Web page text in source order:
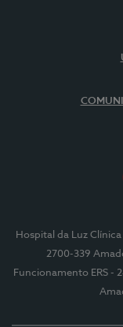
Hospital da Luz
2700-339
Funcionamento ERS -